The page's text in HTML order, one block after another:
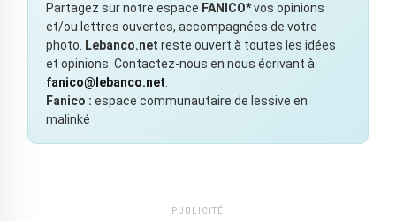
Partagez sur notre espace FANICO*vos opinions
et/ou lettres ouvertes, accompagnées de votre
photo.
Lebanco.net reste ouvert à toutes les idées
et opinions. Contactez-nous en nous écrivant à
fanico@lebanco.net
Fanico : espace communautaire de lessive en
malinké
PUBLICITÉ